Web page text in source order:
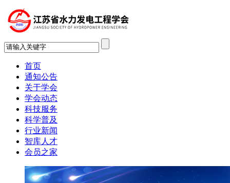
首页
通知公告
关于学会
学会动态
科技服务
科学普及
行业新闻
智库人才
会员之家